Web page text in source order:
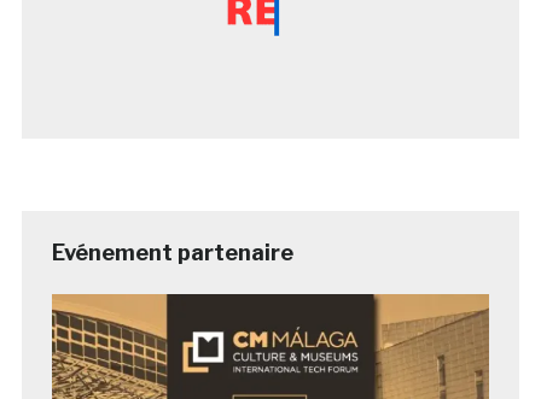
Evénement partenaire